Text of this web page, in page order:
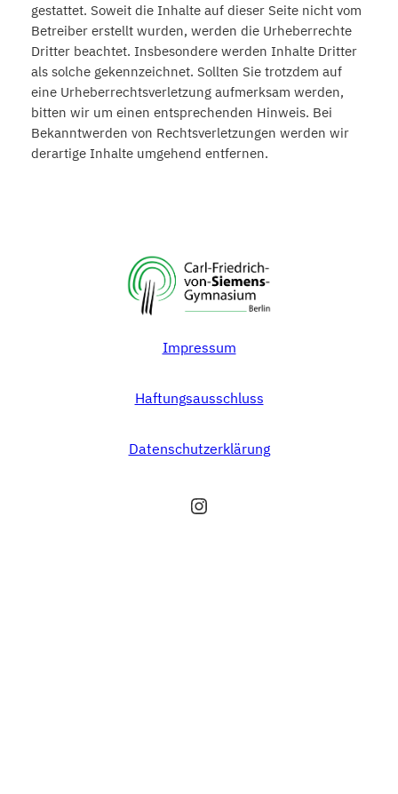
gestattet. Soweit die Inhalte auf dieser Seite nicht vom
Betreiber erstellt wurden, werden die Urheberrechte
Dritter beachtet. Insbesondere werden Inhalte Dritter
als solche gekennzeichnet. Sollten Sie trotzdem auf
eine Urheberrechtsverletzung aufmerksam werden,
bitten wir um einen entsprechenden Hinweis. Bei
Bekanntwerden von Rechtsverletzungen werden wir
derartige Inhalte umgehend entfernen.
Impressum
Haftungsausschluss
Datenschutzerklärung
Instagram